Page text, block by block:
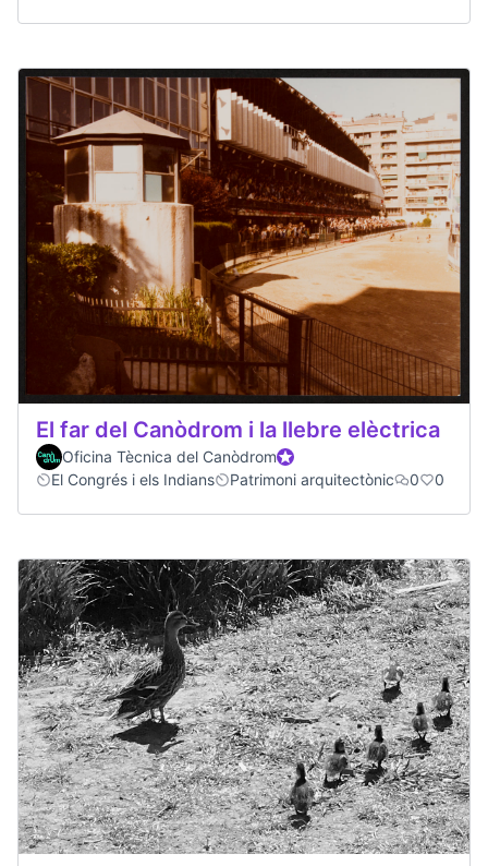
El far del Canòdrom i la llebre elèctrica
Oficina Tècnica del CanòdromOfficial participant
El Congrés i els Indians
Patrimoni arquitectònic 0 0